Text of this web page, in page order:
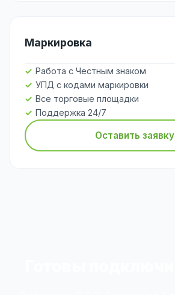
Маркировка
Работа с Честным знаком
УПД с кодами маркировки
Все торговые площадки
Поддержка 24/7
Оставить заявку